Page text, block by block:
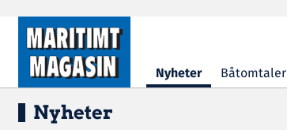
Hopp til hovedinnhold
Nyheter Båtomtaler
Nyheter